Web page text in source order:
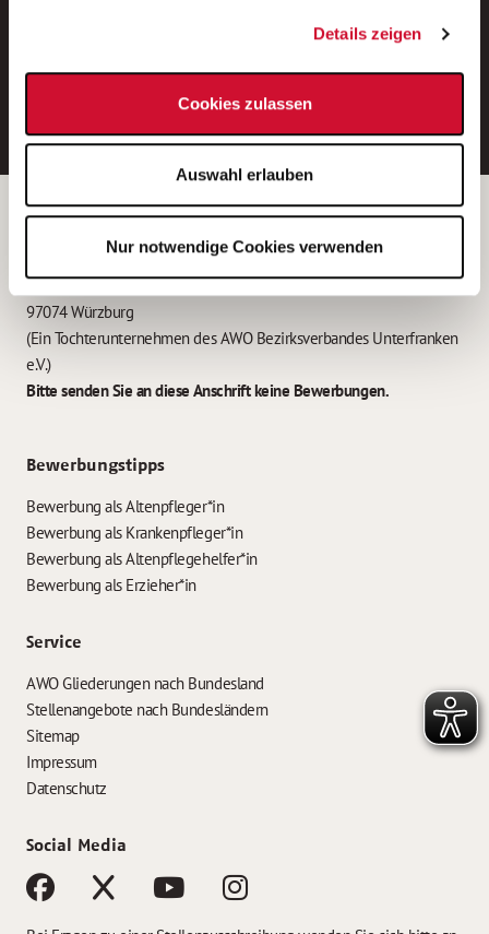
Details zeigen
Cookies zulassen
Auswahl erlauben
Nur notwendige Cookies verwenden
E-Mail-Adresse eintragen
Betreiber der Webseite
Garitz Bewirtschaftungsbetriebe GmbH
Kantstraße 45a
97074 Würzburg
(Ein Tochterunternehmen des AWO Bezirksverbandes Unterfranken
e.V.)
Bitte senden Sie an diese Anschrift keine Bewerbungen.
Bewerbungstipps
Bewerbung als Altenpfleger*in
Bewerbung als Krankenpfleger*in
Bewerbung als Altenpflegehelfer*in
Bewerbung als Erzieher*in
Service
AWO Gliederungen nach Bundesland
Stellenangebote nach Bundesländern
Sitemap
Impressum
Datenschutz
Social Media